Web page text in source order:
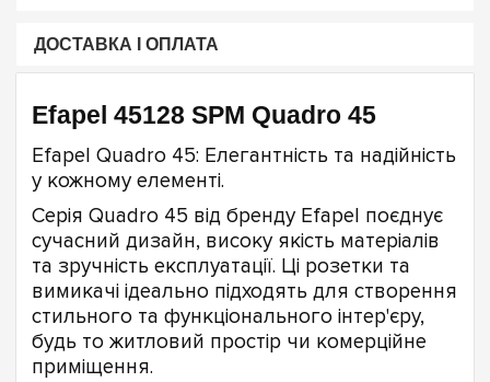
ДОСТАВКА І ОПЛАТА
Efapel 45128 SPM Quadro 45
Efapel Quadro 45: Елегантність та надійність
у кожному елементі.
Серія Quadro 45 від бренду Efapel поєднує
сучасний дизайн, високу якість матеріалів
та зручність експлуатації. Ці розетки та
вимикачі ідеально підходять для створення
стильного та функціонального інтер'єру,
будь то житловий простір чи комерційне
приміщення.